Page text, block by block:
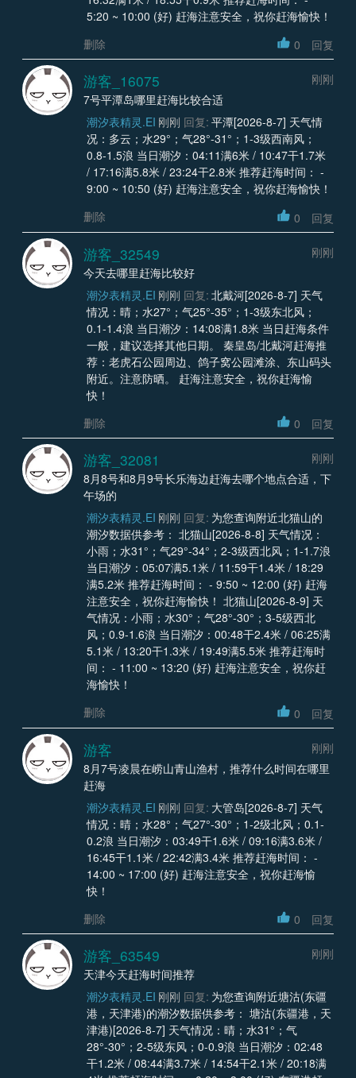
5:20 ~ 10:00 (好) 赶海注意安全，祝你赶海愉快！
删除
0 回复
游客_16075
刚刚
7号平潭岛哪里赶海比较合适
潮汐表精灵.EI 刚刚 回复: 平潭[2026-8-7] 天气情
况：多云；水29°；气28°-31°；1-3级西南风；
0.8-1.5浪 当日潮汐：04:11满6米 / 10:47干1.7米
/ 17:16满5.8米 / 23:24干2.8米 推荐赶海时间： -
9:00 ~ 10:50 (好) 赶海注意安全，祝你赶海愉快！
删除
0 回复
游客_32549
刚刚
今天去哪里赶海比较好
潮汐表精灵.EI 刚刚 回复: 北戴河[2026-8-7] 天气
情况：晴；水27°；气25°-35°；1-3级东北风；
0.1-1.4浪 当日潮汐：14:08满1.8米 当日赶海条件
一般，建议选择其他日期。 秦皇岛/北戴河赶海推
荐：老虎石公园周边、鸽子窝公园滩涂、东山码头
附近。注意防晒。 赶海注意安全，祝你赶海愉
快！
删除
0 回复
游客_32081
刚刚
8月8号和8月9号长乐海边赶海去哪个地点合适，下
午场的
潮汐表精灵.EI 刚刚 回复: 为您查询附近北猫山的
潮汐数据供参考： 北猫山[2026-8-8] 天气情况：
小雨；水31°；气29°-34°；2-3级西北风；1-1.7浪
当日潮汐：05:07满5.1米 / 11:59干1.4米 / 18:29
满5.2米 推荐赶海时间： - 9:50 ~ 12:00 (好) 赶海
注意安全，祝你赶海愉快！ 北猫山[2026-8-9] 天
气情况：小雨；水30°；气28°-30°；3-5级西北
风；0.9-1.6浪 当日潮汐：00:48干2.4米 / 06:25满
5.1米 / 13:20干1.3米 / 19:49满5.5米 推荐赶海时
间： - 11:00 ~ 13:20 (好) 赶海注意安全，祝你赶
海愉快！
删除
0 回复
游客
刚刚
8月7号凌晨在崂山青山渔村，推荐什么时间在哪里
赶海
潮汐表精灵.EI 刚刚 回复: 大管岛[2026-8-7] 天气
情况：晴；水28°；气27°-30°；1-2级北风；0.1-
0.2浪 当日潮汐：03:49干1.6米 / 09:16满3.6米 /
16:45干1.1米 / 22:42满3.4米 推荐赶海时间： -
14:00 ~ 17:00 (好) 赶海注意安全，祝你赶海愉
快！
删除
0 回复
游客_63549
刚刚
天津今天赶海时间推荐
潮汐表精灵.EI 刚刚 回复: 为您查询附近塘沽(东疆
港，天津港)的潮汐数据供参考： 塘沽(东疆港，天
津港)[2026-8-7] 天气情况：晴；水31°；气
28°-30°；2-5级东风；0-0.9浪 当日潮汐：02:48
干1.2米 / 08:44满3.7米 / 14:54干2.1米 / 20:18满